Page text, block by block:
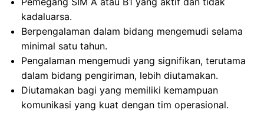
kadaluarsa.
Berpengalaman dalam bidang mengemudi selama
minimal satu tahun.
Pengalaman mengemudi yang signifikan, terutama
dalam bidang pengiriman, lebih diutamakan.
Diutamakan bagi yang memiliki kemampuan
komunikasi yang kuat dengan tim operasional.